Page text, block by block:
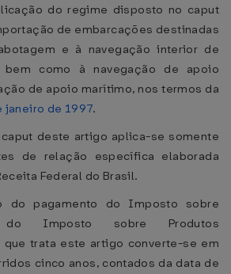
do regime disposto no caput
de embarcações destinadas
e à navegação interior de
bem como à navegação de apoio
de apoio marítimo, nos termos da
janeiro de 1997.
deste artigo aplica-se somente
de relação específica elaborada
Federal do Brasil.
do pagamento do Imposto sobre
Imposto sobre Produtos
trata este artigo converte-se em
cinco anos, contados da data de